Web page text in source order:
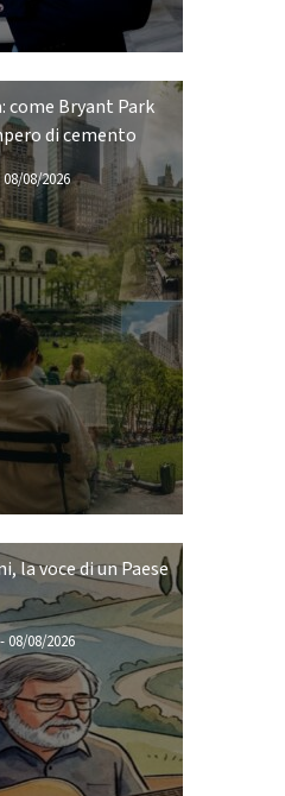
come Bryant Park
di cemento
08/08/2026
la voce di un Paese
08/08/2026